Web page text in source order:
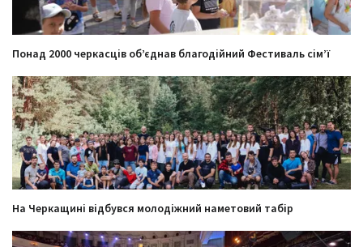
Понад 2000 черкасців об’єднав благодійний Фестиваль сім’ї
На Черкащині відбувся молодіжний наметовий табір